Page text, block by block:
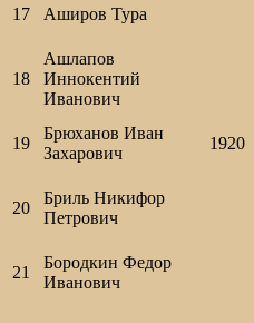
17 Аширов Тура
18
Ашлапов
Иннокентий
Иванович
19
Брюханов Иван
Захарович
1920
20
Бриль Никифор
Петрович
21
Бородкин Федор
Иванович